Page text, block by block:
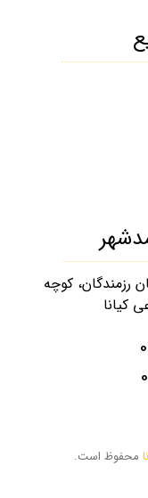
رزمندگان، کوچه
محفوظ است.